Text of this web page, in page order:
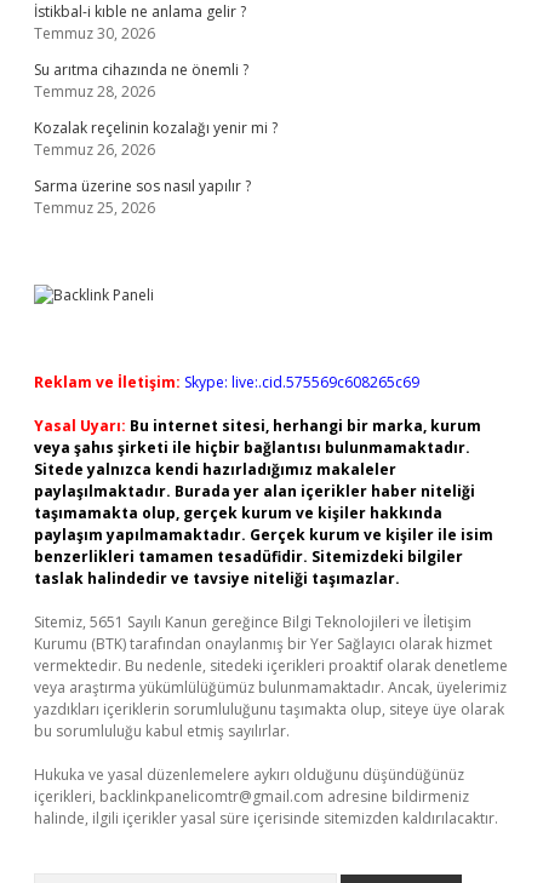
İstikbal-i kıble ne anlama gelir ?
Temmuz 30, 2026
Su arıtma cihazında ne önemli ?
Temmuz 28, 2026
Kozalak reçelinin kozalağı yenir mi ?
Temmuz 26, 2026
Sarma üzerine sos nasıl yapılır ?
Temmuz 25, 2026
Reklam ve İletişim: Skype: live:.cid.575569c608265c69
Yasal Uyarı: Bu internet sitesi, herhangi bir marka, kurum
veya şahıs şirketi ile hiçbir bağlantısı bulunmamaktadır.
Sitede yalnızca kendi hazırladığımız makaleler
paylaşılmaktadır. Burada yer alan içerikler haber niteliği
taşımamakta olup, gerçek kurum ve kişiler hakkında
paylaşım yapılmamaktadır. Gerçek kurum ve kişiler ile isim
benzerlikleri tamamen tesadüfidir. Sitemizdeki bilgiler
taslak halindedir ve tavsiye niteliği taşımazlar.
Sitemiz, 5651 Sayılı Kanun gereğince Bilgi Teknolojileri ve İletişim
Kurumu (BTK) tarafından onaylanmış bir Yer Sağlayıcı olarak hizmet
vermektedir. Bu nedenle, sitedeki içerikleri proaktif olarak denetleme
veya araştırma yükümlülüğümüz bulunmamaktadır. Ancak, üyelerimiz
yazdıkları içeriklerin sorumluluğunu taşımakta olup, siteye üye olarak
bu sorumluluğu kabul etmiş sayılırlar.
Hukuka ve yasal düzenlemelere aykırı olduğunu düşündüğünüz
içerikleri, backlinkpanelicomtr@gmail.com adresine bildirmeniz
halinde, ilgili içerikler yasal süre içerisinde sitemizden kaldırılacaktır.